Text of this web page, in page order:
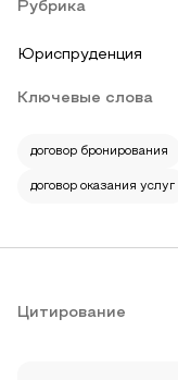
Рубрика
Юриспруденция
Ключевые слова
договор бронирования
договор оказания услуг
Цитирование